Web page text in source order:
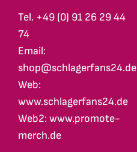
Tel. +49 (0) 91 26 29 44
74
Email:
shop@schlagerfans24.de
Web:
www.schlagerfans24.de
Web2: www.promote-
merch.de